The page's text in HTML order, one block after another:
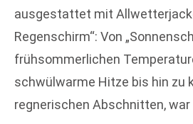
ausgestattet mit
Regenschirm“: Von
frühsommerlichen
schwülwarme Hitze bis hin zu
regnerischen Abschnitten, war